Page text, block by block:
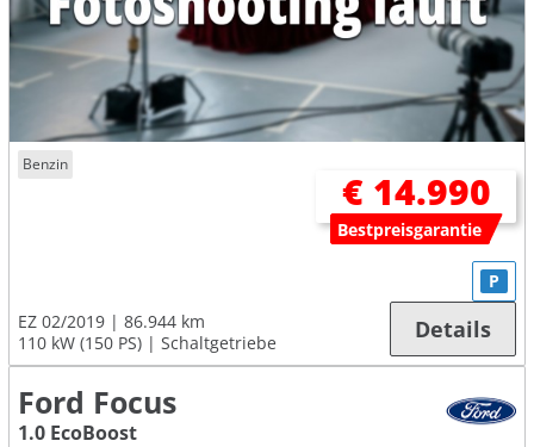
Benzin
€ 14.990
Bestpreisgarantie
EZ 02/2019
86.944 km
110 kW (150 PS)
Schaltgetriebe
P
Details
Ford Focus
1.0 EcoBoost